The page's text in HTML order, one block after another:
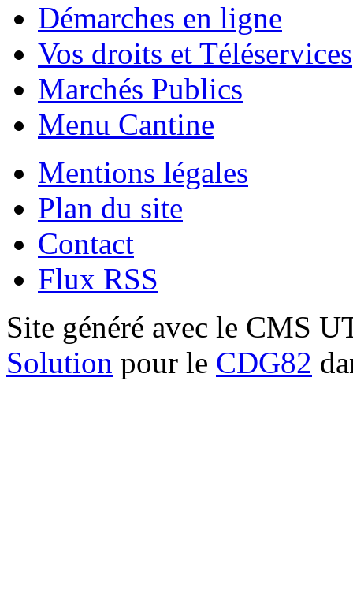
Démarches en ligne
Vos droits et Téléservices
Marchés Publics
Menu Cantine
Mentions légales
Plan du site
Contact
Flux RSS
Site généré avec le CMS
Solution pour le CDG82